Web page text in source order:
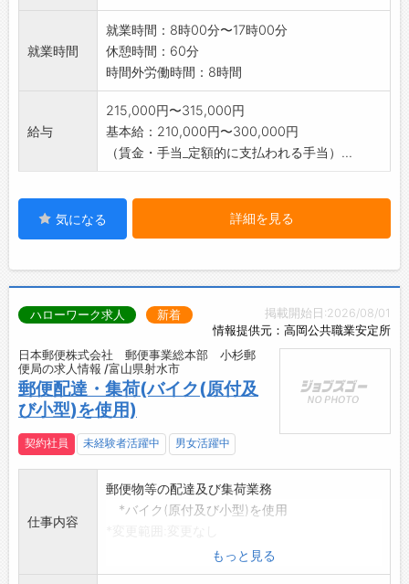
就業時間
就業時間：8時00分〜17時00分
休憩時間：60分
時間外労働時間：8時間
給与
215,000円〜315,000円
基本給：210,000円〜300,000円
（賃金・手当_定額的に支払われる手当）...
気になる 詳細を見る
掲載開始日:2026/08/01
情報提供元：高岡公共職業安定所
ハローワーク求人 新着
日本郵便株式会社 郵便事業総本部 小杉郵
便局の求人情報 /富山県射水市
郵便配達・集荷(バイク(原付及
び小型)を使用)
契約社員 未経験者活躍中 男女活躍中
仕事内容
郵便物等の配達及び集荷業務
*バイク(原付及び小型)を使用
もっと見る